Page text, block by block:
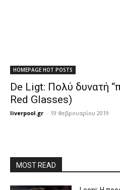
HOMEPAGE HOT POSTS
De Ligt: Πολύ δυνατή
Red Glasses)
liverpool.gr - 19 Φεβρουαρίου 2019
MOST READ